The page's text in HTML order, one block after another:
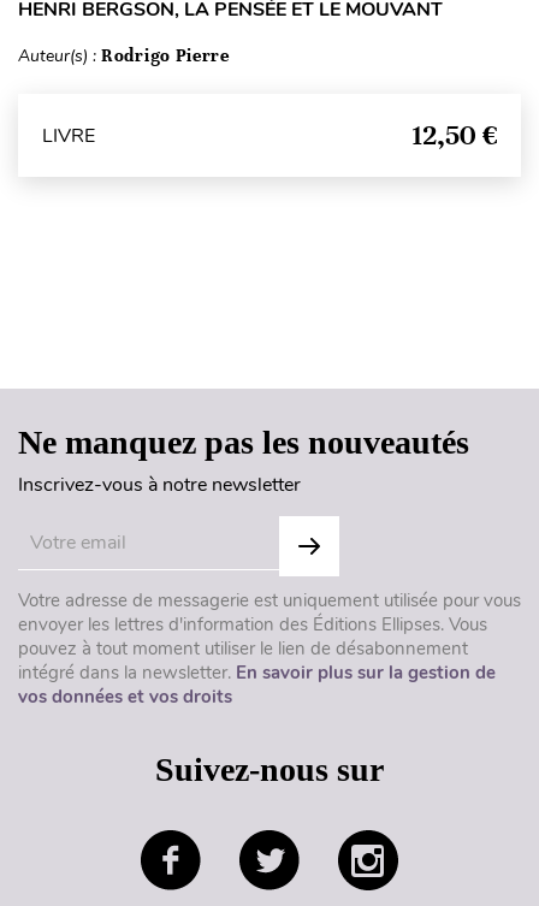
HENRI BERGSON, LA PENSÉE ET LE MOUVANT
Auteur(s) : Rodrigo Pierre
LIVRE 12,50 €
Ne manquez pas les nouveautés
Inscrivez-vous à notre newsletter
Votre adresse de messagerie est uniquement utilisée pour vous
envoyer les lettres d'information des Éditions Ellipses. Vous
pouvez à tout moment utiliser le lien de désabonnement
intégré dans la newsletter. En savoir plus sur la gestion de
vos données et vos droits
Suivez-nous sur